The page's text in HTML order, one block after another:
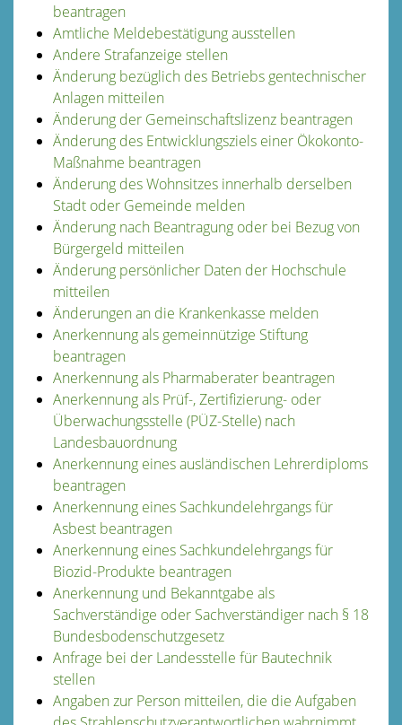
beantragen
Amtliche Meldebestätigung ausstellen
Andere Strafanzeige stellen
Änderung bezüglich des Betriebs gentechnischer
Anlagen mitteilen
Änderung der Gemeinschaftslizenz beantragen
Änderung des Entwicklungsziels einer Ökokonto-
Maßnahme beantragen
Änderung des Wohnsitzes innerhalb derselben
Stadt oder Gemeinde melden
Änderung nach Beantragung oder bei Bezug von
Bürgergeld mitteilen
Änderung persönlicher Daten der Hochschule
mitteilen
Änderungen an die Krankenkasse melden
Anerkennung als gemeinnützige Stiftung
beantragen
Anerkennung als Pharmaberater beantragen
Anerkennung als Prüf-, Zertifizierung- oder
Überwachungsstelle (PÜZ-Stelle) nach
Landesbauordnung
Anerkennung eines ausländischen Lehrerdiploms
beantragen
Anerkennung eines Sachkundelehrgangs für
Asbest beantragen
Anerkennung eines Sachkundelehrgangs für
Biozid-Produkte beantragen
Anerkennung und Bekanntgabe als
Sachverständige oder Sachverständiger nach § 18
Bundesbodenschutzgesetz
Anfrage bei der Landesstelle für Bautechnik
stellen
Angaben zur Person mitteilen, die die Aufgaben